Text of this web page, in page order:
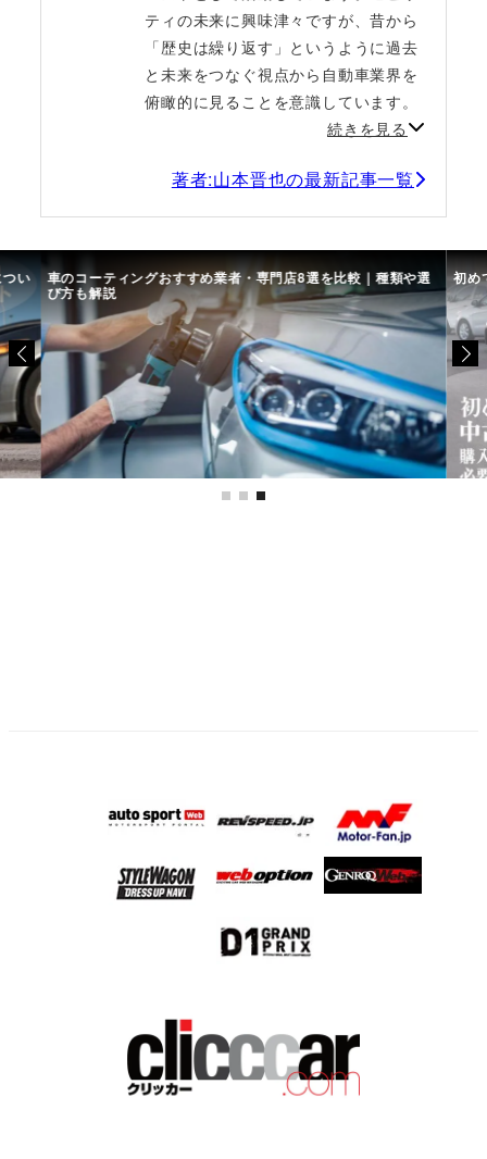
ティの未来に興味津々ですが、昔から
「歴史は繰り返す」というように過去
と未来をつなぐ視点から自動車業界を
俯瞰的に見ることを意識しています。
続きを見る
著者:山本晋也の最新記事一覧
い 車のコーティングおすすめ業者・専門店8選を比較｜種類や選
び方も解説
初め